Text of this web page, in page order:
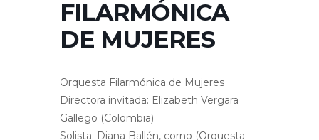
FILARMÓNICA
DE MUJERES
Orquesta Filarmónica de Mujeres
Directora invitada: Elizabeth Vergara
Gallego (Colombia)
Solista: Diana Ballén, corno (Orquesta